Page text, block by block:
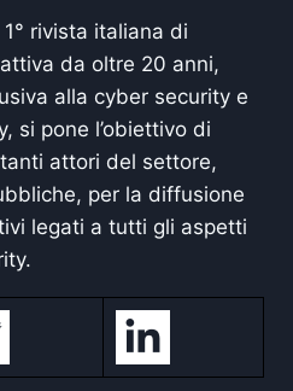
rivista italiana di
da oltre 20 anni,
alla cyber security e
si pone l’obiettivo di
attori del settore,
per la diffusione
legati a tutti gli aspetti